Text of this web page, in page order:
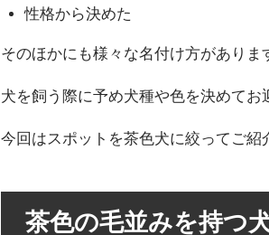
性格から決めた
そのほかにも様々な名付け方がありま
犬を飼う際に予め犬種や色を決めて
今回はスポットを茶色犬に絞ってご紹
茶色の毛並みを持つ